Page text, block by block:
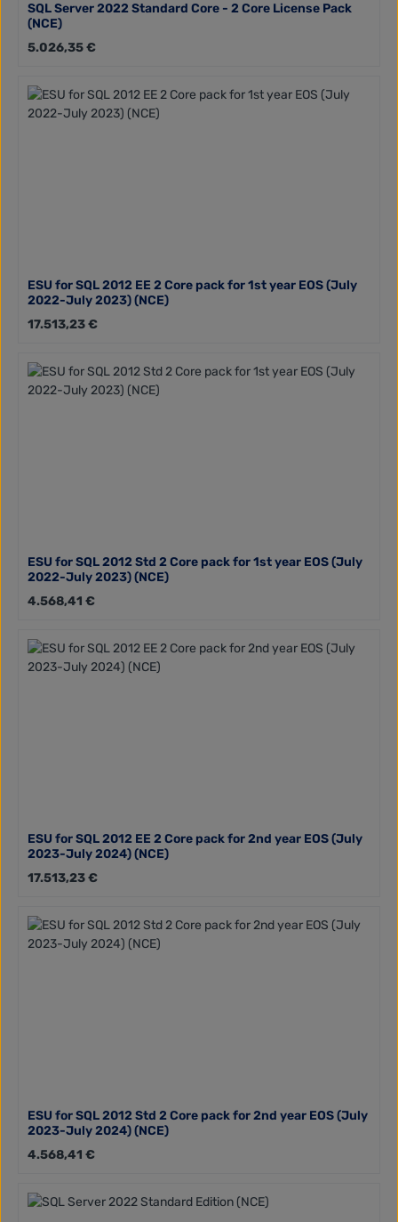
SQL Server 2022 Standard Core - 2 Core License Pack
(NCE)
Regulärer Preis:
5.026,35 €
ESU for SQL 2012 EE 2 Core pack for 1st year EOS (July
2022-July 2023) (NCE)
Regulärer Preis:
17.513,23 €
ESU for SQL 2012 Std 2 Core pack for 1st year EOS (July
2022-July 2023) (NCE)
Regulärer Preis:
4.568,41 €
ESU for SQL 2012 EE 2 Core pack for 2nd year EOS (July
2023-July 2024) (NCE)
Regulärer Preis:
17.513,23 €
ESU for SQL 2012 Std 2 Core pack for 2nd year EOS (July
2023-July 2024) (NCE)
Regulärer Preis:
4.568,41 €